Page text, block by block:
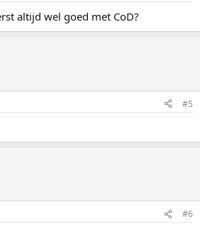
altijd wel goed met CoD?
#5
#6